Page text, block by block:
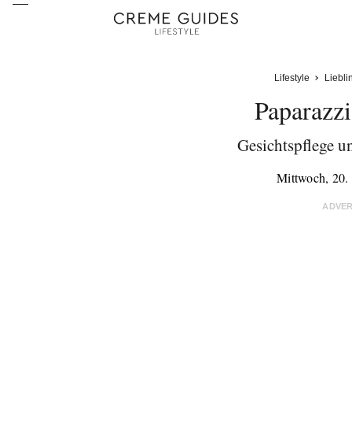
Lifestyle
Gesichtspflege
Mittwoch, 20.